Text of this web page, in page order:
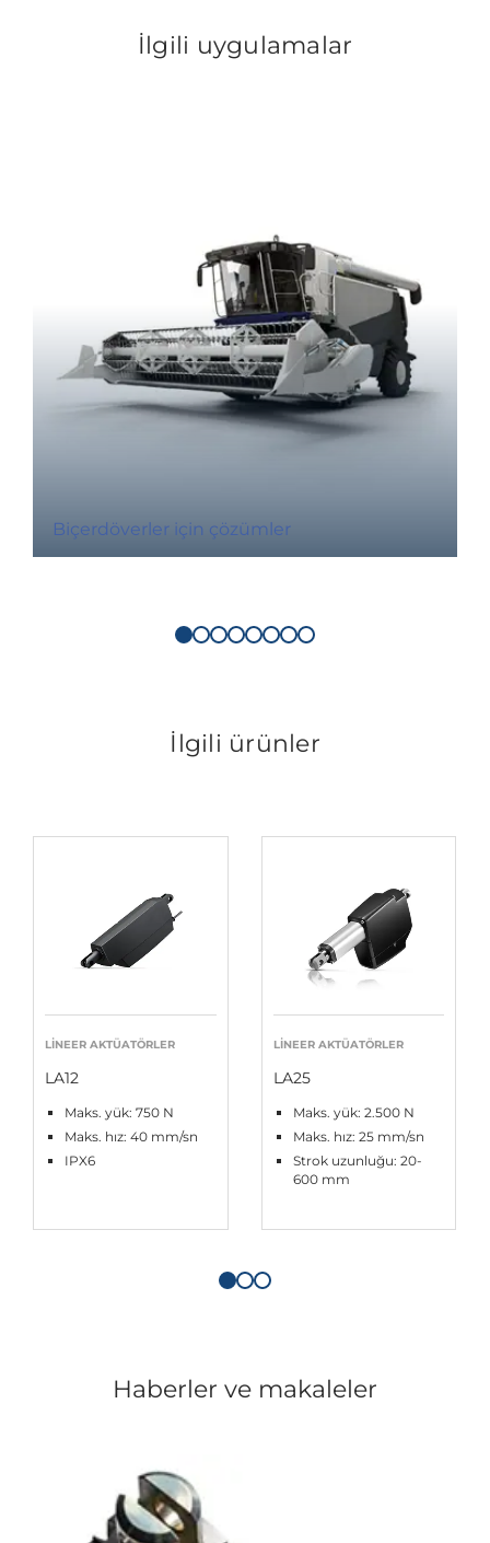
İlgili uygulamalar
Biçerdöverler için çözümler
İlgili ürünler
LINEER AKTÜATÖRLER
LA12
Maks. yük: 750 N
Maks. hız: 40 mm/sn
IPX6
LINEER AKTÜATÖRLER
LA25
Maks. yük: 2.500 N
Maks. hız: 25 mm/sn
Strok uzunluğu: 20-
600 mm
Haberler ve makaleler